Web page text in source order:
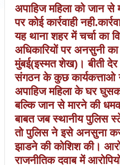
अपाहिज महिला को जान से
पर कोई कार्रवाही
यह थाना शहर में चर्चा का
अधिकारियों पर अनसुनी
मुंबई(इस्मत शेख)। बीती देर
संगठन के कुछ कार्यकत्ताओ
अपाहिज महिला के घर
बल्कि जान से मारने की
बाबत जब स्थानीय पुलिस
तो पुलिस ने इसे अनसुना
झाडने की कोशिश की।
राजनीतिक दवाब में